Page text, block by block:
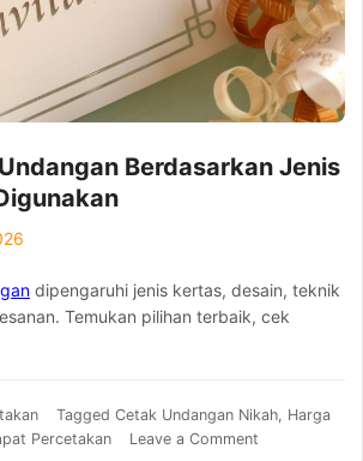
Berdasarkan Jenis
dipengaruhi jenis kertas, desain, teknik
Temukan pilihan terbaik, cek
Tagged Cetak Undangan Nikah, Harga
Percetakan Leave a Comment